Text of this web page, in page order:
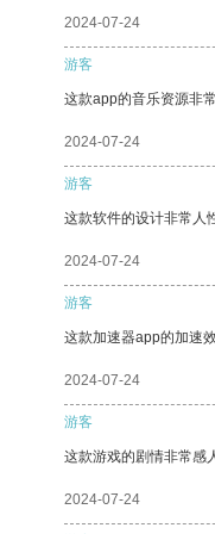
2024-07-24
游客
这款app的音乐资源非
2024-07-24
游客
这款软件的设计非常人
2024-07-24
游客
这款加速器app的加速
2024-07-24
游客
这款游戏的剧情非常感
2024-07-24